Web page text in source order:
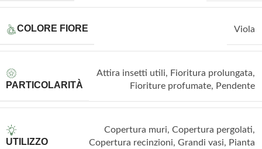
COLORE FIORE Viola
PARTICOLARITÀ
Attira insetti utili, Fioritura prolungata,
Fioriture profumate, Pendente
UTILIZZO
Copertura muri, Copertura pergolati,
Copertura recinzioni, Grandi vasi, Pianta